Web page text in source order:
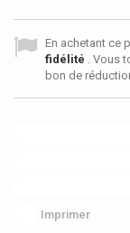
En achetant ce
fidélité
. Vous
bon de
Imprimer